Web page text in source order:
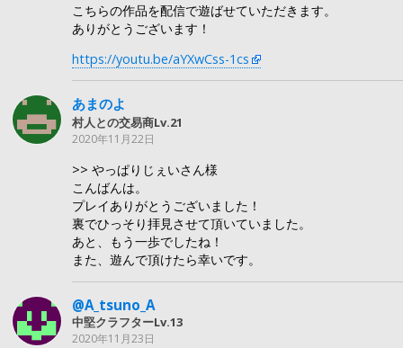
こちらの作品を配信で遊ばせていただきます。
ありがとうございます！
https://youtu.be/aYXwCss-1cs
あまのよ
村人との交易商Lv.21
2020年11月22日
>> やっぱりじぇいさん様
こんばんは。
プレイありがとうございました！
裏でひっそり拝見させて頂いていました。
あと、もう一歩でしたね！
また、遊んで頂けたら幸いです。
@A_tsuno_A
中堅クラフターLv.13
2020年11月23日